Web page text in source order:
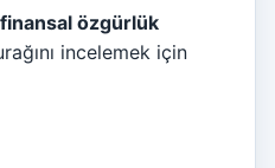
finansal özgürlük
incelemek için